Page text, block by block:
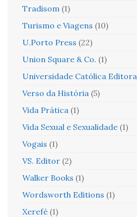
Tradisom (1)
Turismo e Viagens (10)
U.Porto Press (22)
Union Square & Co. (1)
Universidade Católica Editora
Verso da História (5)
Vida Prática (1)
Vida Sexual e Sexualidade (1)
Vogais (1)
VS. Editor (2)
Walker Books (1)
Wordsworth Editions (1)
Xerefé (1)